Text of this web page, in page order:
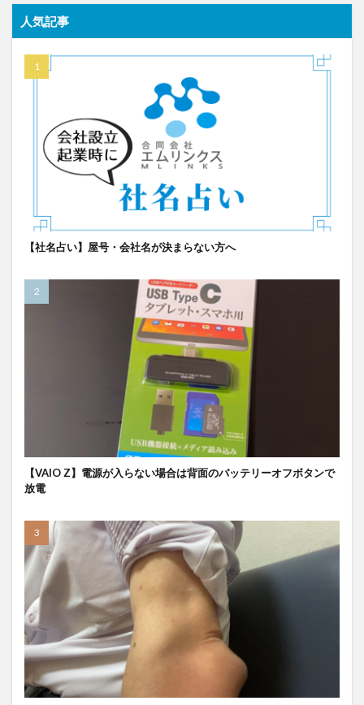
人気記事
【社名占い】屋号・会社名が決まらない方へ
【VAIO Z】電源が入らない場合は背面のバッテリーオフボタンで
放電